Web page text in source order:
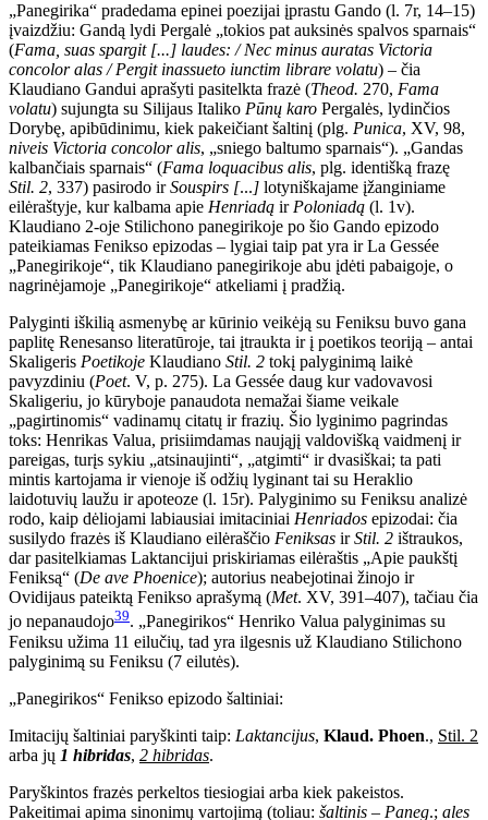
„Panegirika“ pradedama epinei poezijai įprastu Gando (l. 7r, 14–15)
įvaizdžiu: Gandą lydi Pergalė „tokios pat auksinės spalvos sparnais“
(Fama, suas spargit [...] laudes: / Nec minus auratas Victoria
concolor alas / Pergit inassueto iunctim librare volatu) – čia
Klaudiano Gandui aprašyti pasitelkta frazė (Theod. 270, Fama
volatu) sujungta su Silijaus Italiko Pūnų karo Pergalės, lydinčios
Dorybę, apibūdinimu, kiek pakeičiant šaltinį (plg. Punica, XV, 98,
niveis Victoria concolor alis, „sniego baltumo sparnais“). „Gandas
kalbančiais sparnais“ (Fama loquacibus alis, plg. identišką frazę
Stil. 2, 337) pasirodo irSouspirs [...] lotyniškajame įžanginiame
eilėraštyje, kur kalbama apie Henriadą ir Poloniadą (l. 1v).
Klaudiano 2-oje Stilichono panegirikoje po šio Gando epizodo
pateikiamas Fenikso epizodas – lygiai taip pat yra ir La Gessée
„Panegirikoje“, tik Klaudiano panegirikoje abu įdėti pabaigoje, o
nagrinėjamoje „Panegirikoje“ atkeliami į pradžią.
Palyginti iškilią asmenybę ar kūrinio veikėją su Feniksu buvo gana
paplitę Renesanso literatūroje, tai įtraukta ir į poetikos teoriją – antai
Skaligeris Poetikoje Klaudiano Stil. 2 tokį palyginimą laikė
pavyzdiniu (Poet. V, p. 275). La Gessée daug kur vadovavosi
Skaligeriu, jo kūryboje panaudota nemažai šiame veikale
„pagirtinomis“ vadinamų citatų ir frazių. Šio lyginimo pagrindas
toks: Henrikas Valua, prisiimdamas naująjį valdovišką vaidmenį ir
pareigas, turįs sykiu „atsinaujinti“, „atgimti“ ir dvasiškai; ta pati
mintis kartojama ir vienoje iš odžių lyginant tai su Heraklio
laidotuvių laužu ir apoteoze (l. 15r). Palyginimo su Feniksu analizė
rodo, kaip dėliojami labiausiai imitaciniai Henriados epizodai: čia
susilydo frazės iš Klaudiano eilėraščio Feniksas irStil. 2 ištraukos,
dar pasitelkiamas Laktancijui priskiriamas eilėraštis „Apie paukštį
Feniksą“ (De ave Phoenice); autorius neabejotinai žinojo ir
Ovidijaus pateiktą Fenikso aprašymą (Met. XV, 391–407), tačiau čia
jo nepanaudojo39. „Panegirikos“ Henriko Valua palyginimas su
Feniksu užima 11 eilučių, tad yra ilgesnis už Klaudiano Stilichono
palyginimą su Feniksu (7 eilutės).
„Panegirikos“ Fenikso epizodo šaltiniai:
Imitacijų šaltiniai paryškinti taip: Laktancijus, Klaud. Phoen., Stil. 2
arba jų 1 hibridas, 2 hibridas.
Paryškintos frazės perkeltos tiesiogiai arba kiek pakeistos.
Pakeitimai apima sinonimų vartojimą (toliau: šaltinis – Paneg.; ales